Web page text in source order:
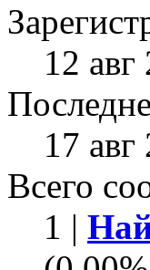
12
17
Всего
1 |